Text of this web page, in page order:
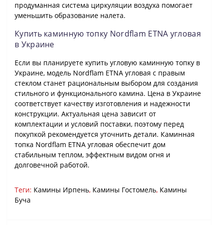
продуманная система циркуляции воздуха помогает
уменьшить образование налета.
Купить каминную топку Nordflam ETNA угловая
в Украине
Если вы планируете купить угловую каминную топку в
Украине, модель Nordflam ETNA угловая с правым
стеклом станет рациональным выбором для создания
стильного и функционального камина. Цена в Украине
соответствует качеству изготовления и надежности
конструкции. Актуальная цена зависит от
комплектации и условий поставки, поэтому перед
покупкой рекомендуется уточнить детали. Каминная
топка Nordflam ETNA угловая обеспечит дом
стабильным теплом, эффектным видом огня и
долговечной работой.
Теги: Камины Ирпень, Камины Гостомель, Камины
Буча